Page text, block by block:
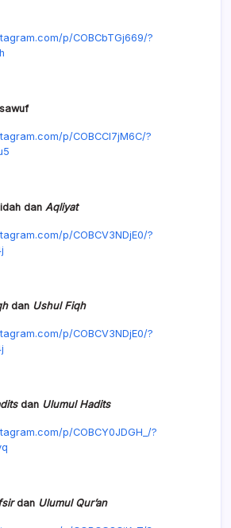
p/COBCbTGj669/?
p/COBCCI7jM6C/?
dan Aqliyat
p/COBCV3NDjE0/?
dan Ushul Fiqh
p/COBCV3NDjE0/?
dan Ulumul Hadits
p/COBCY0JDGH_/?
dan Ulumul Qur’an